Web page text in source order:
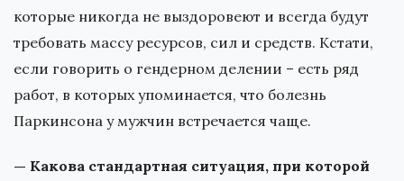
которые никогда не выздоровеют и всегда будут
требовать массу ресурсов, сил и средств. Кстати,
если говорить о гендерном делении – есть ряд
работ, в которых упоминается, что болезнь
Паркинсона у мужчин встречается чаще.
— Какова стандартная ситуация, при которой